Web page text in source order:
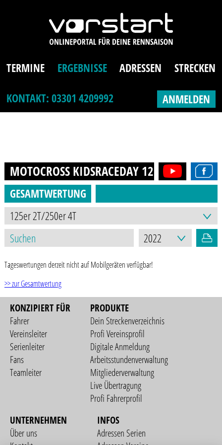
TERMINE ERGEBNISSE ADRESSEN
STRECKEN
KONTAKT: 03301 4209992
ANMELDEN
MOTOCROSS KIDSRACEDAY 125ER/250ER
GESAMTWERTUNG
Tageswertungen derzeit nicht auf Mobilgeräten verfügbar!
>> zur Gesamtwertung
KONZIPIERT FÜR
Fahrer
Vereinsleiter
Serienleiter
Fans
Teamleiter
PRODUKTE
Dein Streckenverzeichnis
Profi Vereinsprofil
Digitale Anmeldung
Arbeitsstundenverwaltung
Mitgliederverwaltung
Live Übertragung
Profi Fahrerprofil
UNTERNEHMEN
Über uns
INFOS
Adressen Serien